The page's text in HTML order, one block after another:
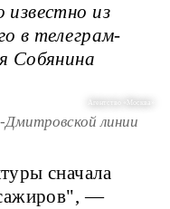
из
в телеграм-
Собянина
Агентство «Москва»
линии
сначала
—